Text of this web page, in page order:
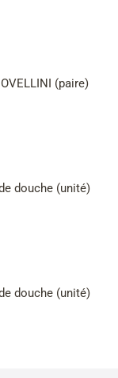
(paire)
douche (unité)
douche (unité)